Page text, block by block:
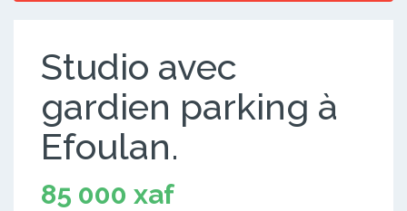
Studio avec
gardien parking à
Efoulan.
85 000 xaf